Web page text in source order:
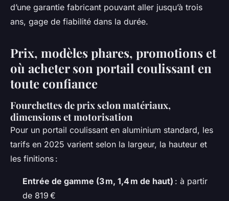
d’une garantie fabricant pouvant aller jusqu’à trois
ans, gage de fiabilité dans la durée.
Prix, modèles phares, promotions et
où acheter son portail coulissant en
toute confiance
Fourchettes de prix selon matériaux,
dimensions et motorisation
Pour un portail coulissant en aluminium standard, les
tarifs en 2025 varient selon la largeur, la hauteur et
les finitions :
Entrée de gamme (3 m, 1,4 m de haut) : à partir
de 819 €